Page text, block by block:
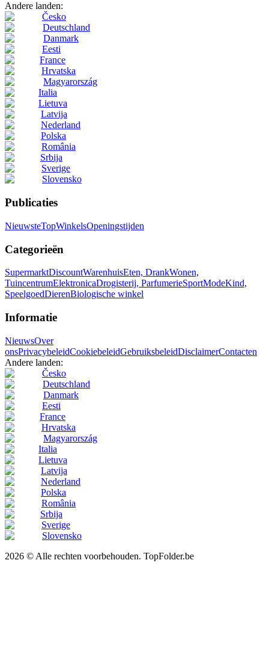
Andere landen:
Česko
Deutschland
Danmark
Eesti
France
Hrvatska
Magyarország
Italia
Lietuva
Latvija
Nederland
Polska
România
Srbija
Sverige
Slovensko
Publicaties
NieuwsteTopWinkelsOpeningstijden
Categorieën
SupermarktDiscountWarenhuisEten, DrankWonen,
TuincentrumElektronicaDrogisterij, ParfumerieSportModeKind,
SpeelgoedDierenBiologische winkel
Informatie
NieuwsOver
onsPrivacybeleidCookiebeleidGebruiksbeleidDisclaimerContacten
Andere landen:
Česko
Deutschland
Danmark
Eesti
France
Hrvatska
Magyarország
Italia
Lietuva
Latvija
Nederland
Polska
România
Srbija
Sverige
Slovensko
2026 © Alle rechten voorbehouden. TopFolder.be